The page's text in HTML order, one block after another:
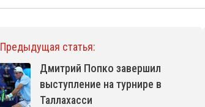
Предыдущая статья:
Дмитрий Попко завершил
выступление на турнире в
Таллахасси